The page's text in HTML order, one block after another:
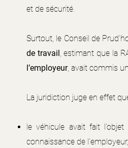
et de sécurité.
Surtout, le Conseil de
de travail, estimant que la
l’employeur, avait commis
La juridiction juge en effet
le véhicule avait fait
connaissance de l’employeur,